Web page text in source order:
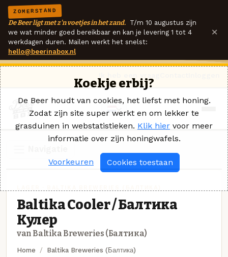
ZOMERSTAND
De Beer ligt met z'n voetjes in het zand. T/m 10 augustus zijn
we wat minder goed bereikbaar en kan je levering 1 tot 4
werkdagen duren. Mailen werkt het snelst:
hello@beerinabox.nl
×
Baltika Cooler / Балтика
Кулер
van Baltika Breweries (Балтика)
Home
Baltika Breweries (Балтика)
Koekje erbij?
De Beer houdt van cookies, het liefst met honing.
Zodat zijn site super werkt en om lekker te
grasduinen in webstatistieken. Klik hier voor meer
informatie over zijn honingwafels.
Voorkeuren Cookies toestaan